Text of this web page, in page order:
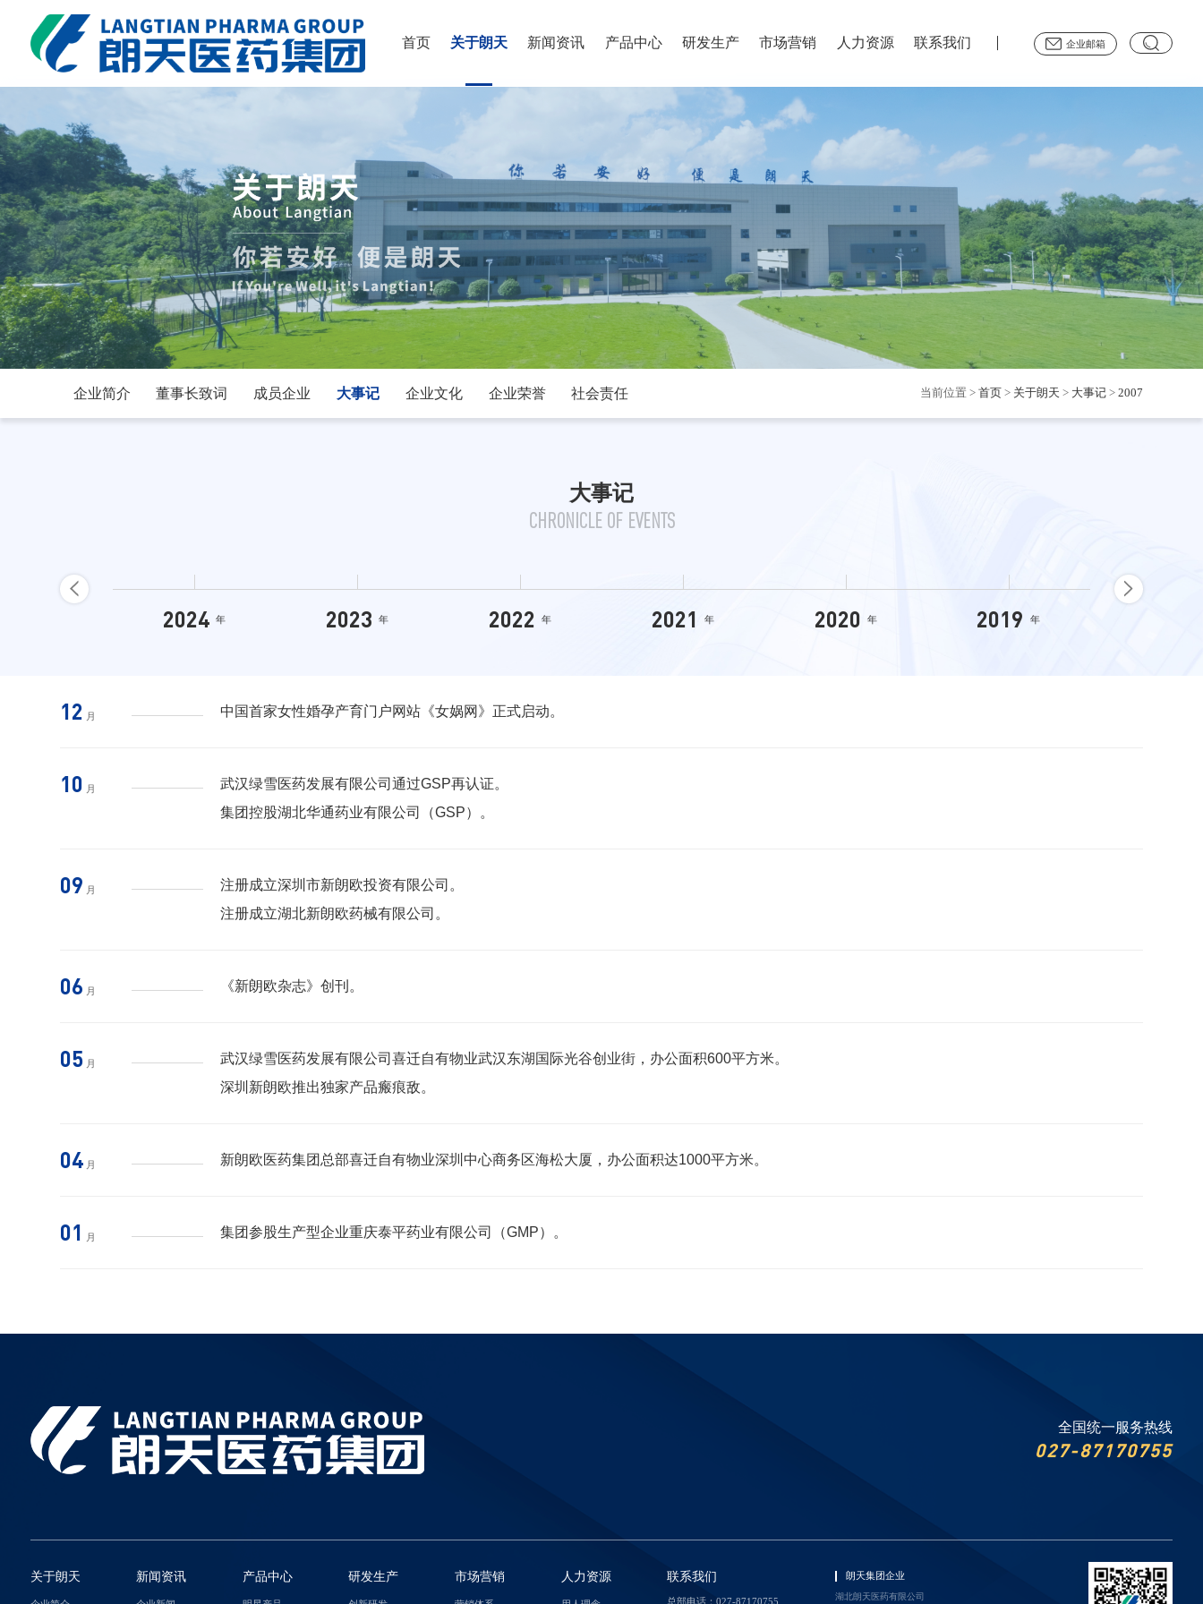
首页 关于朗天 新闻资讯 产品中心 研发生产 市场营销 人力资源 联系我们 企业邮箱
企业简介 董事长致词 成员企业 大事记 企业文化 企业荣誉 社会责任 当前位置 > 首页> 关于朗天 > 大事记> 2007
大事记
CHRONICLE OF EVENTS
2024 年 2023 年 2022 年 2021 年 2020 年 2019 年
12 月 中国首家女性婚孕产育门户网站《女娲网》正式启动。
10 月
武汉绿雪医药发展有限公司通过GSP再认证。
集团控股湖北华通药业有限公司（GSP）。
09 月
注册成立深圳市新朗欧投资有限公司。
注册成立湖北新朗欧药械有限公司。
06 月 《新朗欧杂志》创刊。
05 月
武汉绿雪医药发展有限公司喜迁自有物业武汉东湖国际光谷创业街，办公面积600平方米。
深圳新朗欧推出独家产品瘢痕敌。
04 月 新朗欧医药集团总部喜迁自有物业深圳中心商务区海松大厦，办公面积达1000平方米。
01 月 集团参股生产型企业重庆泰平药业有限公司（GMP）。
全国统一服务热线
027-87170755
关于朗天 新闻资讯 产品中心 研发生产 市场营销 人力资源 联系我们
总部电话：027-87170755
朗天集团企业
湖北朗天医药有限公司